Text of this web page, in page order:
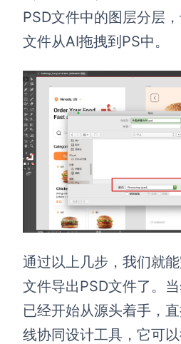
PSD文件中的图层分层
文件从AI拖拽到PS中。
通过以上几步，我们就
文件导出PSD文件了。
已经开始从源头着手，
线协同设计工具，它可